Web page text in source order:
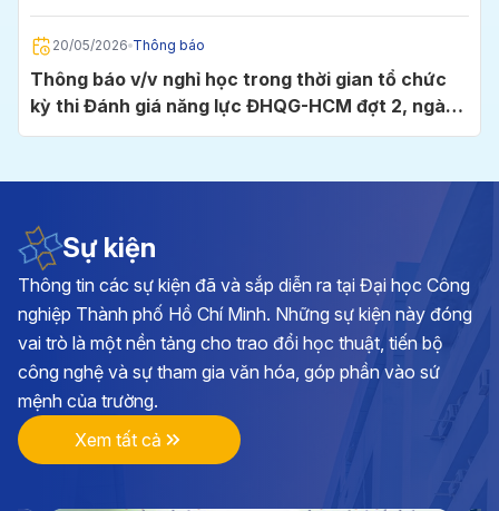
Chí Minh
20/05/2026 Thông báo
Thông báo v/v nghỉ học trong thời gian tổ chức
kỳ thi Đánh giá năng lực ĐHQG-HCM đợt 2, ngày
24/5/2026 tại Cụm thi Trường Đại học Công
học kỳ I, năm học 2026 - 2027
28/04/2026 Thông báo
Kế hoạch triển khai cuộc thi chính luận về bảo vệ
nền tảng tư tưởng của Đảng lần thứ 6, năm 2026
tại Đảng bộ Trường ĐH Công nghiệp TP.HCM
17/04/2026 Thông báo
Thông báo v/v vận động đóng góp hình ảnh, tư
liệu và hiện vật hướng tới kỷ niệm 70 năm Ngày
Sự kiện
Thông tin các sự kiện đã và sắp diễn ra tại Đại học Công
nghiệp Thành phố Hồ Chí Minh. Những sự kiện này đóng
vai trò là một nền tảng cho trao đổi học thuật, tiến bộ
công nghệ và sự tham gia văn hóa, góp phần vào sứ
mệnh của trường.
Xem tất cả